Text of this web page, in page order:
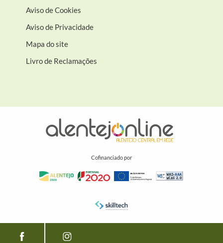
Aviso de Cookies
Aviso de Privacidade
Mapa do site
Livro de Reclamações
Cofinanciado por